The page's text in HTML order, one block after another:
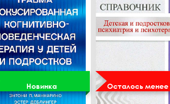
Новинка Осталось менее